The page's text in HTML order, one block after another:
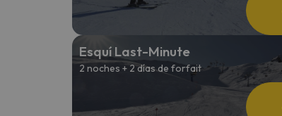
Esquí Last-Minute
2 noches + 2 días de forfait